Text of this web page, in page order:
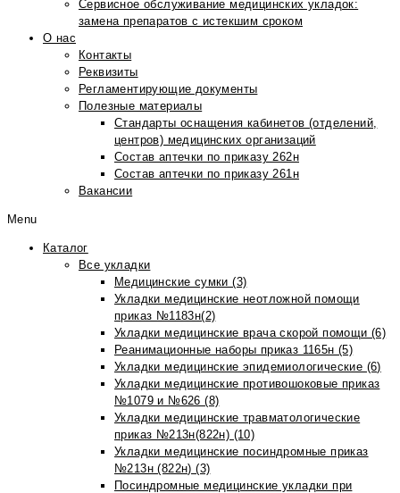
Сервисное обслуживание медицинских укладок:
замена препаратов с истекшим сроком
О нас
Контакты
Реквизиты
Регламентирующие документы
Полезные материалы
Стандарты оснащения кабинетов (отделений,
центров) медицинских организаций
Состав аптечки по приказу 262н
Состав аптечки по приказу 261н
Вакансии
Menu
Каталог
Все укладки
Медицинские сумки (3)
Укладки медицинские неотложной помощи
приказ №1183н(2)
Укладки медицинские врача скорой помощи (6)
Реанимационные наборы приказ 1165н (5)
Укладки медицинские эпидемиологические (6)
Укладки медицинские противошоковые приказ
№1079 и №626 (8)
Укладки медицинские травматологические
приказ №213н(822н) (10)
Укладки медицинские посиндромные приказ
№213н (822н) (3)
Посиндромные медицинские укладки при